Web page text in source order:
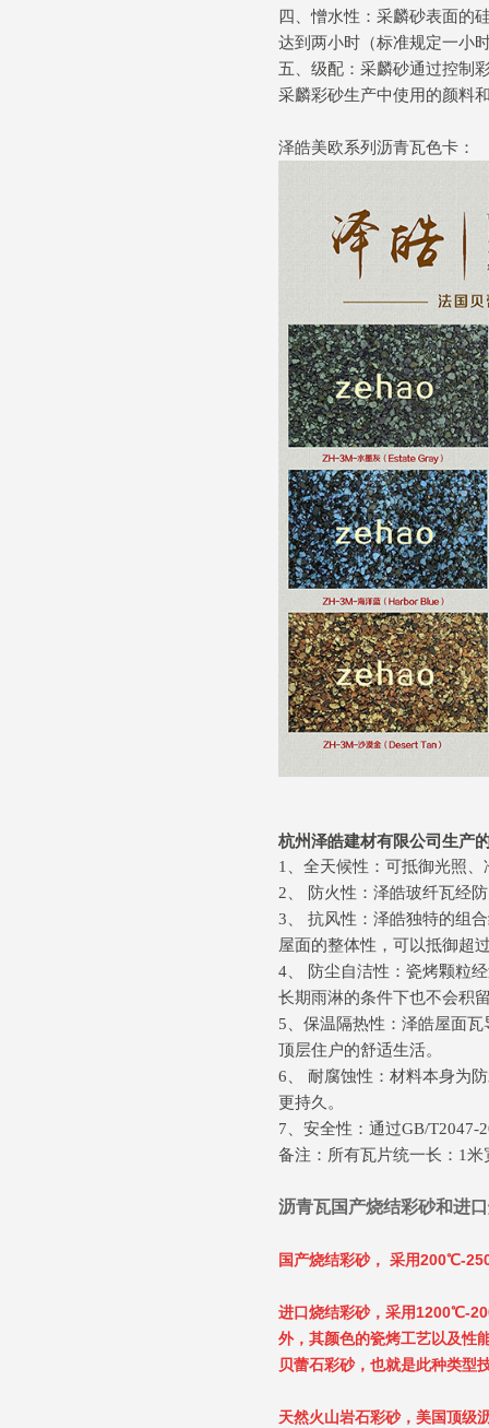
四、憎水性：采麟砂表面的
达到两小时（标准规定一小
五、级配：采麟砂通过控制
采麟彩砂生产中使用的颜料
泽皓美欧系列沥青瓦色卡：
杭州泽皓建材有限公司生产
1、全天候性：可抵御光照
2、 防火性：泽皓玻纤瓦经
3、 抗风性：泽皓独特的组
屋面的整体性，可以抵御超
4、 防尘自洁性：瓷烤颗粒
长期雨淋的条件下也不会积
5、保温隔热性：泽皓屋面
顶层住户的舒适生活。
6、 耐腐蚀性：材料本身为
更持久。
7、安全性：通过GB/T2047-
备注：所有瓦片统一长：1米
沥青瓦国产烧结彩砂和进
国产烧结彩砂， 采用200℃-
进口烧结彩砂，采用1200℃-
外，其颜色的瓷烤工艺以及性
贝蕾石彩砂，也就是此种类型
天然火山岩石彩砂，美国顶级